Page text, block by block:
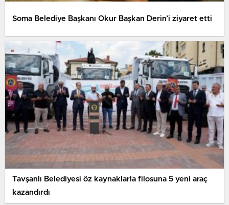
Soma Belediye Başkanı Okur Başkan Derin’i ziyaret etti
Tavşanlı Belediyesi öz kaynaklarla filosuna 5 yeni araç
kazandırdı